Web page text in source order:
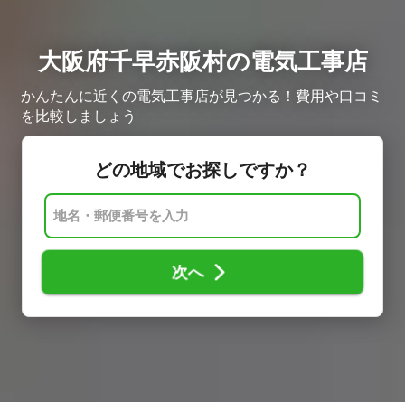
大阪府千早赤阪村の電気工事店
かんたんに近くの電気工事店が見つかる！費用や口コミ
を比較しましょう
どの地域でお探しですか？
次へ